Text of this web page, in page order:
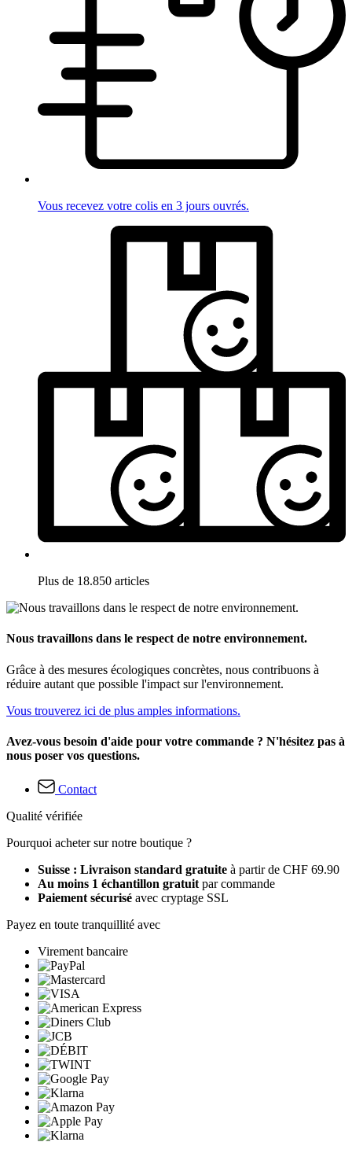
Vous recevez votre colis en 3 jours ouvrés.
Plus de 18.850 articles
Nous travaillons dans le respect de notre environnement.
Grâce à des mesures écologiques concrètes, nous contribuons à
réduire autant que possible l'impact sur l'environnement.
Vous trouverez ici de plus amples informations.
Avez-vous besoin d'aide pour votre commande ? N'hésitez pas à
nous poser vos questions.
Contact
Qualité vérifiée
Pourquoi acheter sur notre boutique ?
Suisse : Livraison standard gratuite à partir de CHF 69.90
Au moins 1 échantillon gratuit par commande
Paiement sécurisé avec cryptage SSL
Payez en toute tranquillité avec
Virement bancaire